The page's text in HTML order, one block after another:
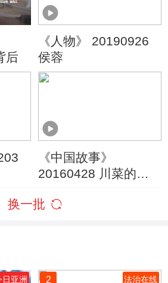
后
《人物》 20190926
侯蓉
《中国故事》
20160428 川菜的品
换一批
日亚洲 2 法治在线